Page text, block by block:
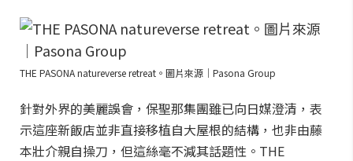
THE PASONA natureverse retreat。圖片來源｜Pasona Group
針對外界的美麗誤會，保聖那集團雖已向日媒澄清，表
示這座新飯店並非直接移植自大屋根的結構，也非由藤
本壯介親自操刀，但這絲毫不減其話題性。THE